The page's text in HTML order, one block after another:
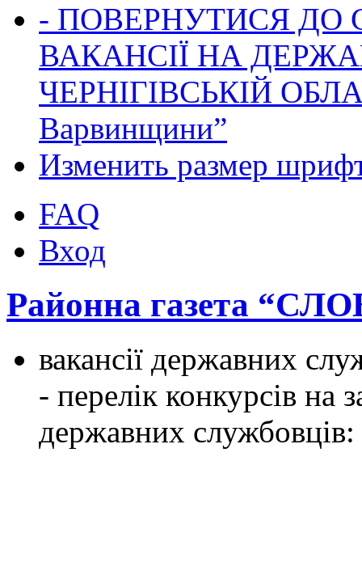
- ПОВЕРНУТИСЯ ДО
ВАКАНСІЇ НА
ЧЕРНІГІВСЬКІЙ
Варвинщини”
Изменить размер
FAQ
Вход
Районна газета
вакансії державних
- перелік конкурсів на
державних службовців: